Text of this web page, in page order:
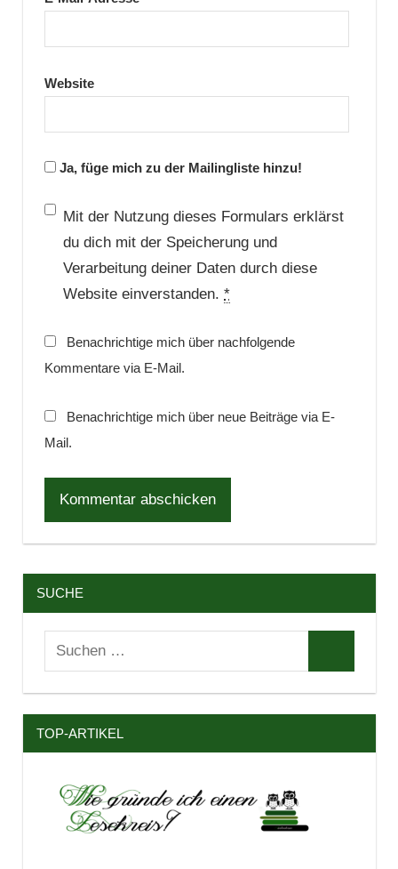
Website
Ja, füge mich zu der Mailingliste hinzu!
Mit der Nutzung dieses Formulars erklärst
du dich mit der Speicherung und
Verarbeitung deiner Daten durch diese
Website einverstanden. *
Benachrichtige mich über nachfolgende
Kommentare via E-Mail.
Benachrichtige mich über neue Beiträge via E-
Mail.
SUCHE
Suchen
TOP-ARTIKEL